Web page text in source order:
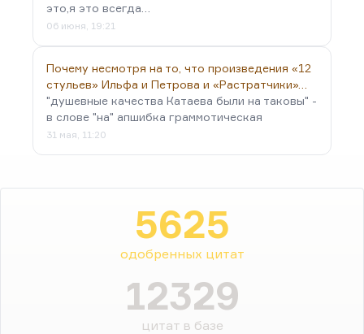
это,я это всегда…
06 июня, 19:21
Почему несмотря на то, что произведения «12
стульев» Ильфа и Петрова и «Растратчики»…
"душевные качества Катаева были на таковы" -
в слове "на" апшибка граммотическая
31 мая, 11:20
5625
одобренных цитат
12329
цитат в базе